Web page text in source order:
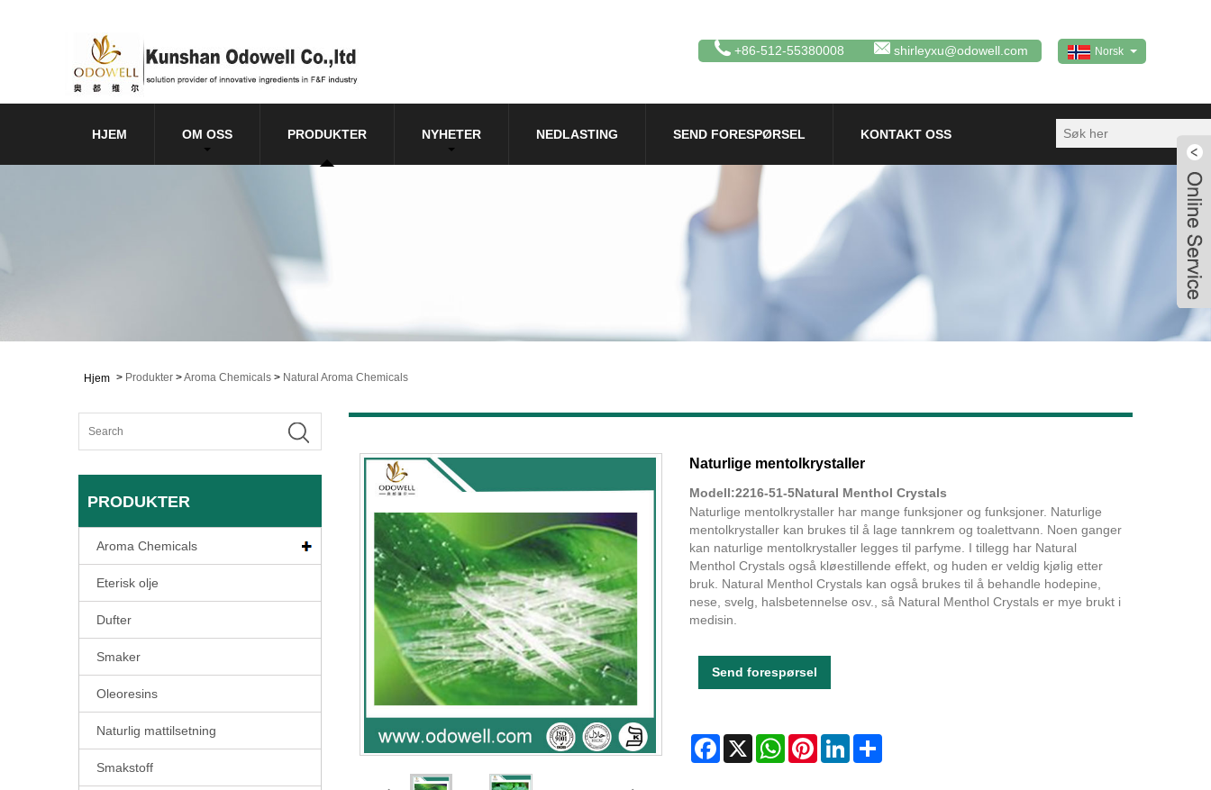
Norsk‎
+86-512-55380008 shirleyxu@odowell.com
HJEM OM OSS PRODUKTER NYHETER NEDLASTING SEND FORESPØRSEL KONTAKT OSS
Hjem > Produkter >Aroma Chemicals > Natural Aroma Chemicals
PRODUKTER
Aroma Chemicals
Eterisk olje
Dufter
Smaker
Oleoresins
Naturlig mattilsetning
Smakstoff
Naturlige mentolkrystaller
Modell:2216-51-5Natural Menthol Crystals
Naturlige mentolkrystaller har mange funksjoner og funksjoner. Naturlige
mentolkrystaller kan brukes til å lage tannkrem og toalettvann. Noen ganger
kan naturlige mentolkrystaller legges til parfyme. I tillegg har Natural
Menthol Crystals også kløestillende effekt, og huden er veldig kjølig etter
bruk. Natural Menthol Crystals kan også brukes til å behandle hodepine,
nese, svelg, halsbetennelse osv., så Natural Menthol Crystals er mye brukt i
medisin.
Send forespørsel
Facebook
X WhatsAppPinterestLinkedInShare